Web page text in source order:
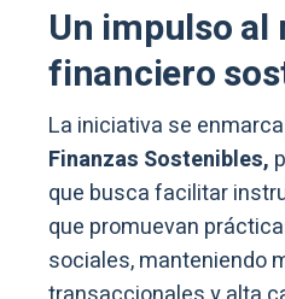
Un impulso al
financiero
La iniciativa se
Finanzas Sostenibles,
que busca facilitar
que promuevan
sociales, manteniendo